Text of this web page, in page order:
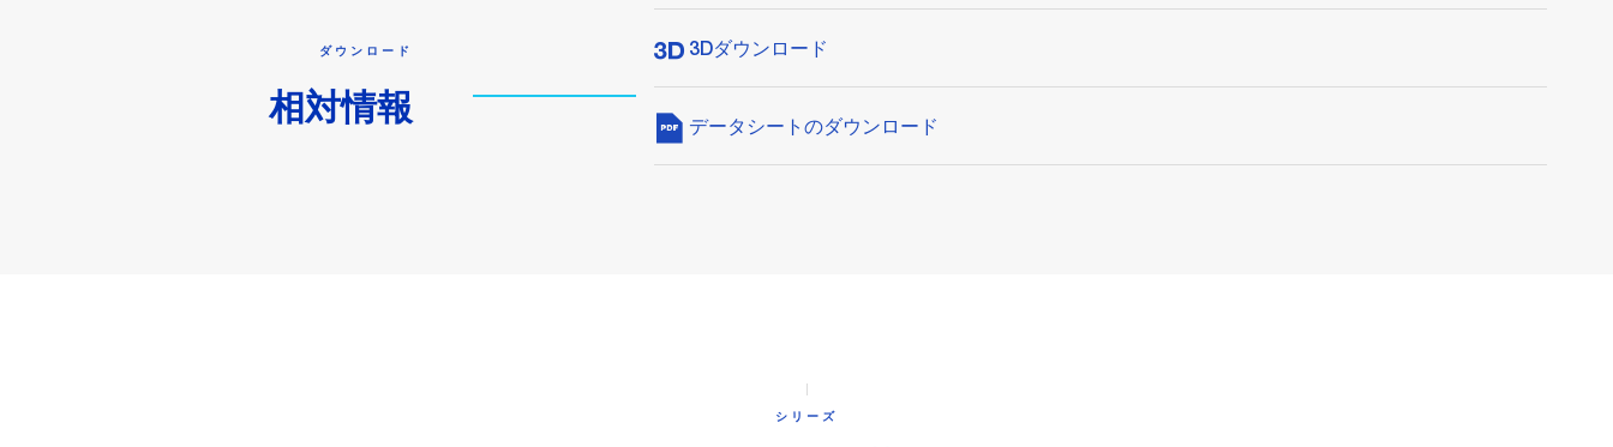
ダウンロード
相対情報
3Dダウンロード
データシートのダウンロード
シリーズ